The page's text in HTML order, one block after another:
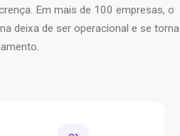
Em mais de 100 empresas, o
deixa de ser operacional e se torna